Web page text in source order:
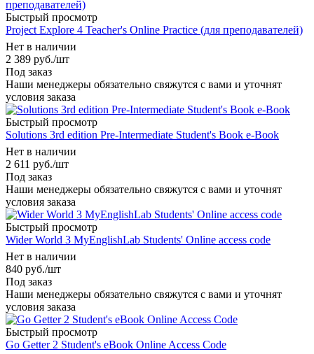
Быстрый просмотр
Project Explore 4 Teacher's Online Practice (для преподавателей)
Нет в наличии
2 389 руб./шт
Под заказ
Наши менеджеры обязательно свяжутся с вами и уточнят
условия заказа
Быстрый просмотр
Solutions 3rd edition Pre-Intermediate Student's Book e-Book
Нет в наличии
2 611 руб./шт
Под заказ
Наши менеджеры обязательно свяжутся с вами и уточнят
условия заказа
Быстрый просмотр
Wider World 3 MyEnglishLab Students' Online access code
Нет в наличии
840 руб./шт
Под заказ
Наши менеджеры обязательно свяжутся с вами и уточнят
условия заказа
Быстрый просмотр
Go Getter 2 Student's eBook Online Access Code